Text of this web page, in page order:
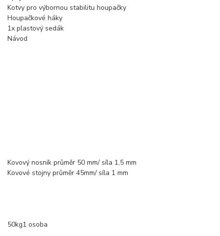
Kotvy pro výbornou stabilitu houpačky
Houpačkové háky
1x plastový sedák
Návod
Kovový nosník průměr 50 mm/ síla 1,5 mm
Kovové stojny průměr 45mm/ síla 1 mm
50kg1 osoba